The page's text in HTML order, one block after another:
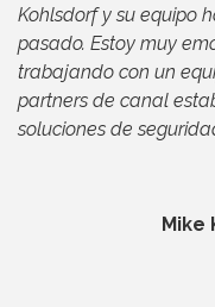
Kohlsdorf y su equipo
pasado. Estoy muy
trabajando con un
partners de canal
soluciones de
Mike